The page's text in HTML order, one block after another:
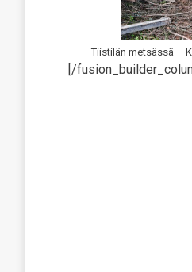
Tiistilän metsässä –
[/